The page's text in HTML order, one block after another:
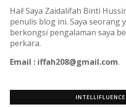
Hai! Saya Zaidalifah Binti
penulis blog ini. Saya seorang
berkongsi pengalaman saya
perkara.
Email : iffah208@gmail.com.